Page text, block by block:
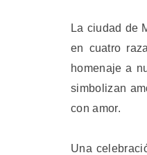
La ciudad de
en cuatro
homenaje a
simbolizan
con amor.
Una